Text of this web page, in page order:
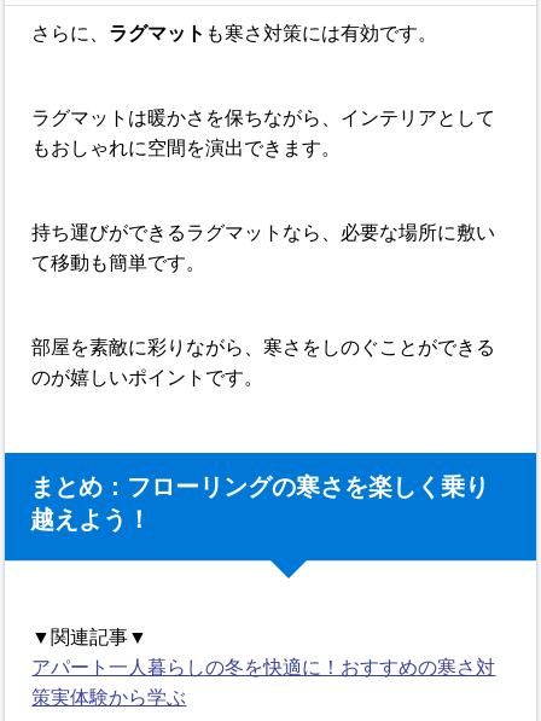
さらに、 ラグマット も寒さ対策には有効です。
ラグマットは暖かさを保ちながら、インテリアとして
もおしゃれに空間を演出できます。
持ち運びができるラグマットなら、必要な場所に敷い
て移動も簡単です。
部屋を素敵に彩りながら、寒さをしのぐことができる
のが嬉しいポイントです。
まとめ：フローリングの寒さを楽しく乗り
越えよう！
▼関連記事▼
アパート一人暮らしの冬を快適に！おすすめの寒さ対
策実体験から学ぶ